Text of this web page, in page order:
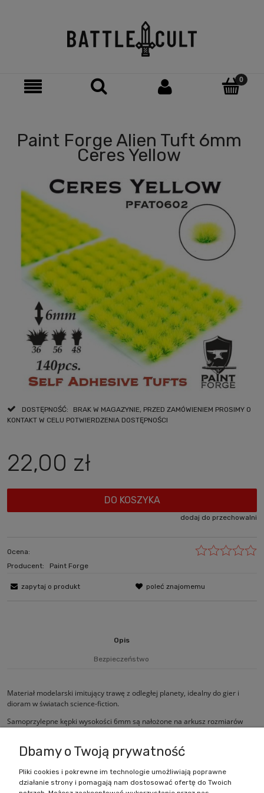
Paint Forge Alien Tuft 6mm
Ceres Yellow
DOSTĘPNOŚĆ:
BRAK W MAGAZYNIE, PRZED ZAMÓWIENIEM PROSIMY O
KONTAKT W CELU POTWIERDZENIA DOSTĘPNOŚCI
22,00 zł
DO KOSZYKA
dodaj do przechowalni
Ocena:
Producent:
Paint Forge
zapytaj o produkt poleć znajomemu
Opis
Bezpieczeństwo
Materiał modelarski imitujący trawę z odległej planety, idealny do gier i
dioram w światach science-fiction.
Samoprzylepne kępki wysokości 6mm są nałożone na arkusz rozmiarów
Zakupy
Dbamy o Twoją prywatność
Pliki cookies i pokrewne im technologie umożliwiają poprawne
działanie strony i pomagają nam dostosować ofertę do Twoich